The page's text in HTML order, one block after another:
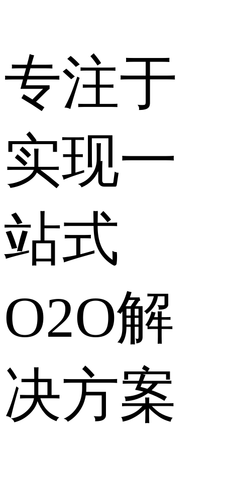
专注于
实现一
站式
O2O解
决方案